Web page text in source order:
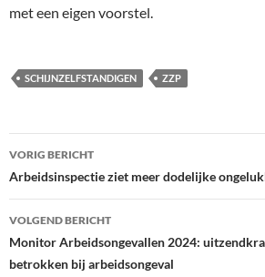
met een eigen voorstel.
SCHIJNZELFSTANDIGEN ZZP
Bericht
navigatie
VORIG BERICHT
Arbeidsinspectie ziet meer dodelijke
VOLGEND BERICHT
Monitor Arbeidsongevallen 2024:
betrokken bij arbeidsongeval